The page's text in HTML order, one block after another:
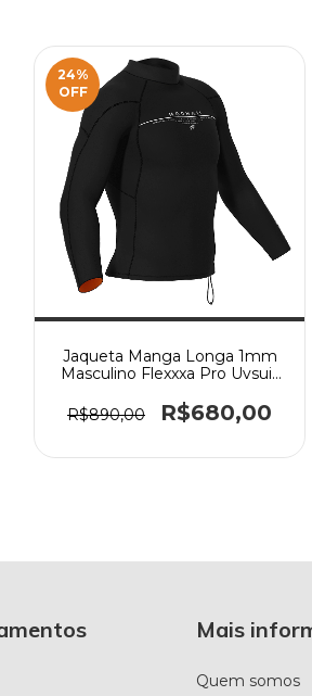
24%
OFF
Jaqueta Manga Longa 1mm
Masculino Flexxxa Pro Uvsuit
R$890,00
R$680,00
Mais
Quem somos